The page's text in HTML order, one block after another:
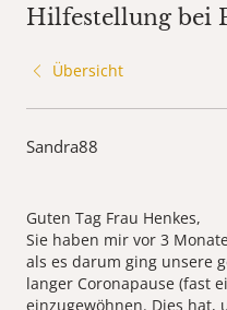
Hilfestellung bei
Übersicht
Sandra88
Guten Tag Frau Henkes,
Sie haben mir vor 3
als es darum ging unsere
langer Coronapause (fast
einzugewöhnen. Dies hat,